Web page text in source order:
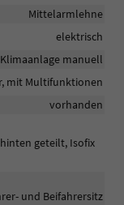
Mittelarmlehne
elektrisch
Klimaanlage manuell
mit Multifunktionen
vorhanden
geteilt, Isofix
und Beifahrersitz